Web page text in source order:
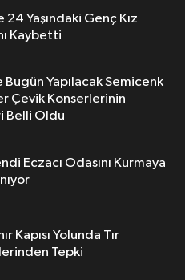
24 Yaşındaki Genç Kız
Kaybetti
Bugün Yapılacak Semicenk
Çevik Konserlerinin
Belli Oldu
Eczacı Odasını Kurmaya
Kapısı Yolunda Tır
Tepki